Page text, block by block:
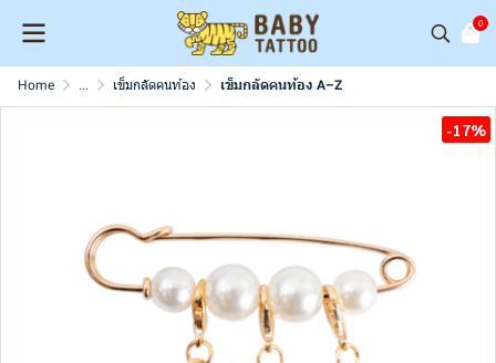
0
Home ... เข็มกลัดคนท้อง เข็มกลัดคนท้อง A–Z
-17%